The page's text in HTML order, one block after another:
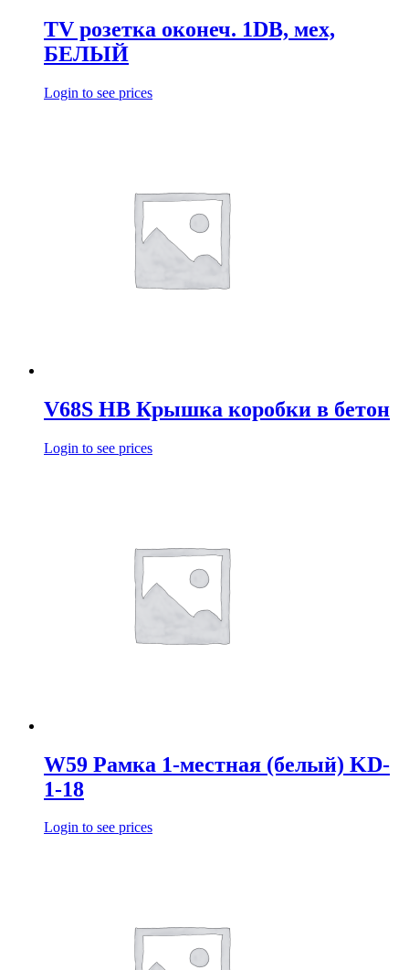
TV розетка оконеч. 1DB, мех,
БЕЛЫЙ
Login to see prices
V68S HB Крышка коробки в бетон
Login to see prices
W59 Рамка 1-местная (белый) KD-
1-18
Login to see prices